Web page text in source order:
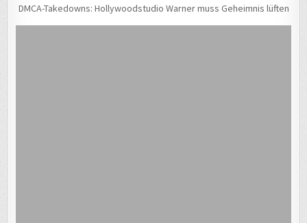
DMCA-Takedowns: Hollywoodstudio Warner muss Geheimnis lüften